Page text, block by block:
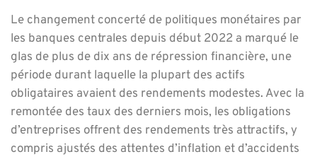
Le changement concerté de politiques monétaires par
les banques centrales depuis début 2022 a marqué le
glas de plus de dix ans de répression financière, une
période durant laquelle la plupart des actifs
obligataires avaient des rendements modestes. Avec la
remontée des taux des derniers mois, les obligations
d’entreprises offrent des rendements très attractifs, y
compris ajustés des attentes d’inflation et d’accidents